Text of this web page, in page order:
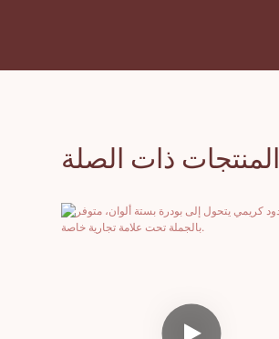
المنتجات ذات الصلة